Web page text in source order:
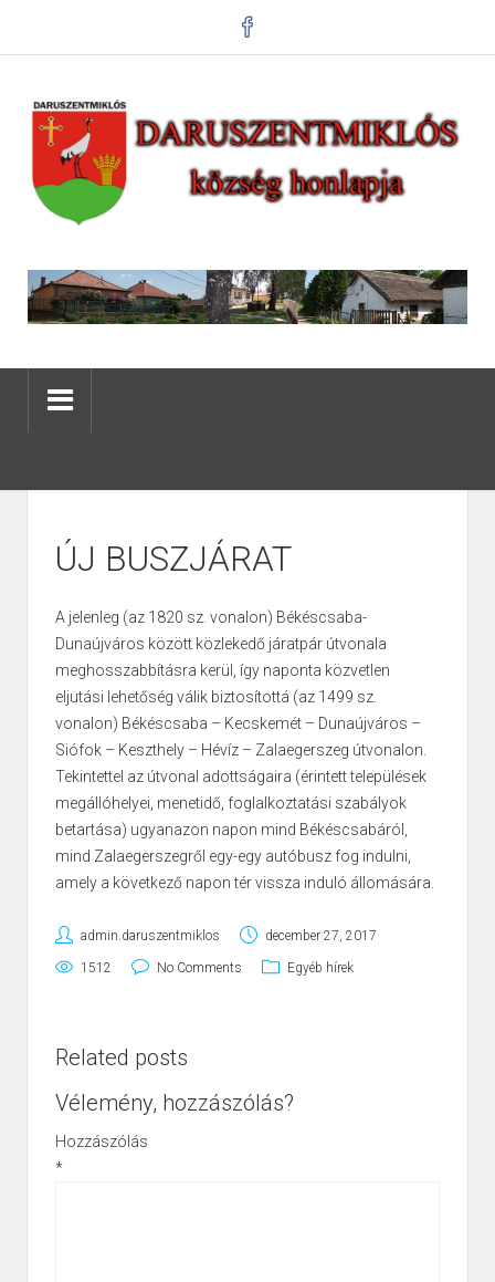
ÚJ BUSZJÁRAT
A jelenleg (az 1820 sz. vonalon) Békéscsaba-
Dunaújváros között közlekedő járatpár útvonala
meghosszabbításra kerül, így naponta közvetlen
eljutási lehetőség válik biztosítottá (az 1499 sz.
vonalon) Békéscsaba – Kecskemét – Dunaújváros –
Siófok – Keszthely – Hévíz – Zalaegerszeg útvonalon.
Tekintettel az útvonal adottságaira (érintett települések
megállóhelyei, menetidő, foglalkoztatási szabályok
betartása) ugyanazon napon mind Békéscsabáról,
mind Zalaegerszegről egy-egy autóbusz fog indulni,
amely a következő napon tér vissza induló állomására.
admin.daruszentmiklos december 27, 2017
1512 No Comments Egyéb hírek
Related posts
Vélemény, hozzászólás?
Hozzászólás
*